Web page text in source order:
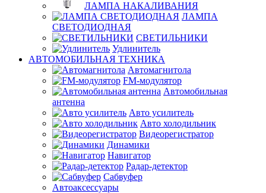
ЛАМПА НАКАЛИВАНИЯ
ЛАМПА
СВЕТОДИОДНАЯ
СВЕТИЛЬНИКИ
Удлинитель
АВТОМОБИЛЬНАЯ ТЕХНИКА
Автомагнитола
FM-модулятор
Автомобильная
антенна
Авто усилитель
Авто холодильник
Видеорегистратор
Динамики
Навигатор
Радар-детектор
Сабвуфер
Автоаксессуары